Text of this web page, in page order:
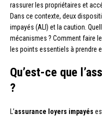
rassurer les propriétaires et
Dans ce contexte, deux
impayés (ALI) et la caution.
mécanismes ? Comment faire
les points essentiels à prendre
Qu’est-ce que
?
L’assurance loyers impayés